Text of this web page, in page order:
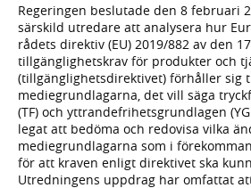
Regeringen beslutade den 8 februari
särskild utredare att analysera hur
rådets direktiv (EU) 2019/882 av den
tillgänglighetskrav för produkter och
(tillgänglighetsdirektivet) förhåller sig
mediegrundlagarna, det vill säga
(TF) och yttrandefrihetsgrundlagen
legat att bedöma och redovisa vilka
mediegrundlagarna som i
för att kraven enligt direktivet ska
Utredningens uppdrag har omfattat